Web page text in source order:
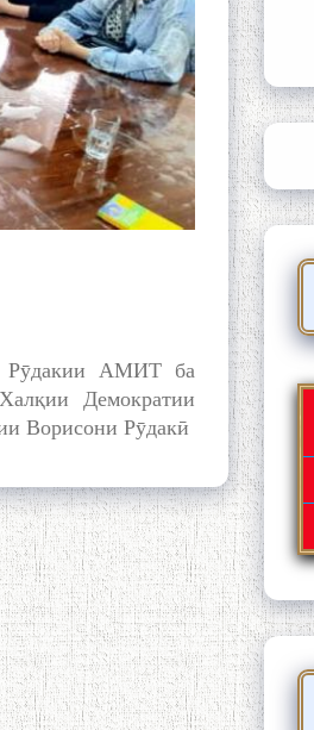
Рӯдакии АМИТ ба
Демократии
Ворисони Рӯдакӣ